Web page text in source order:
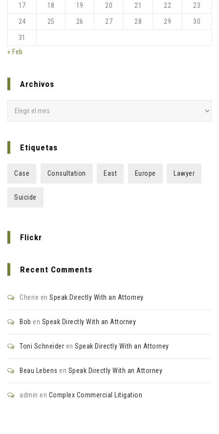
17 18 19 20 21 22 23
24 25 26 27 28 29 30
31
« Feb
Archivos
Etiquetas
Case Consultation East Europe Lawyer
Suicide
Flickr
Recent Comments
Cherie en Speak Directly With an Attorney
Bob en Speak Directly With an Attorney
Toni Schneider en Speak Directly With an Attorney
Beau Lebens en Speak Directly With an Attorney
admin en Complex Commercial Litigation